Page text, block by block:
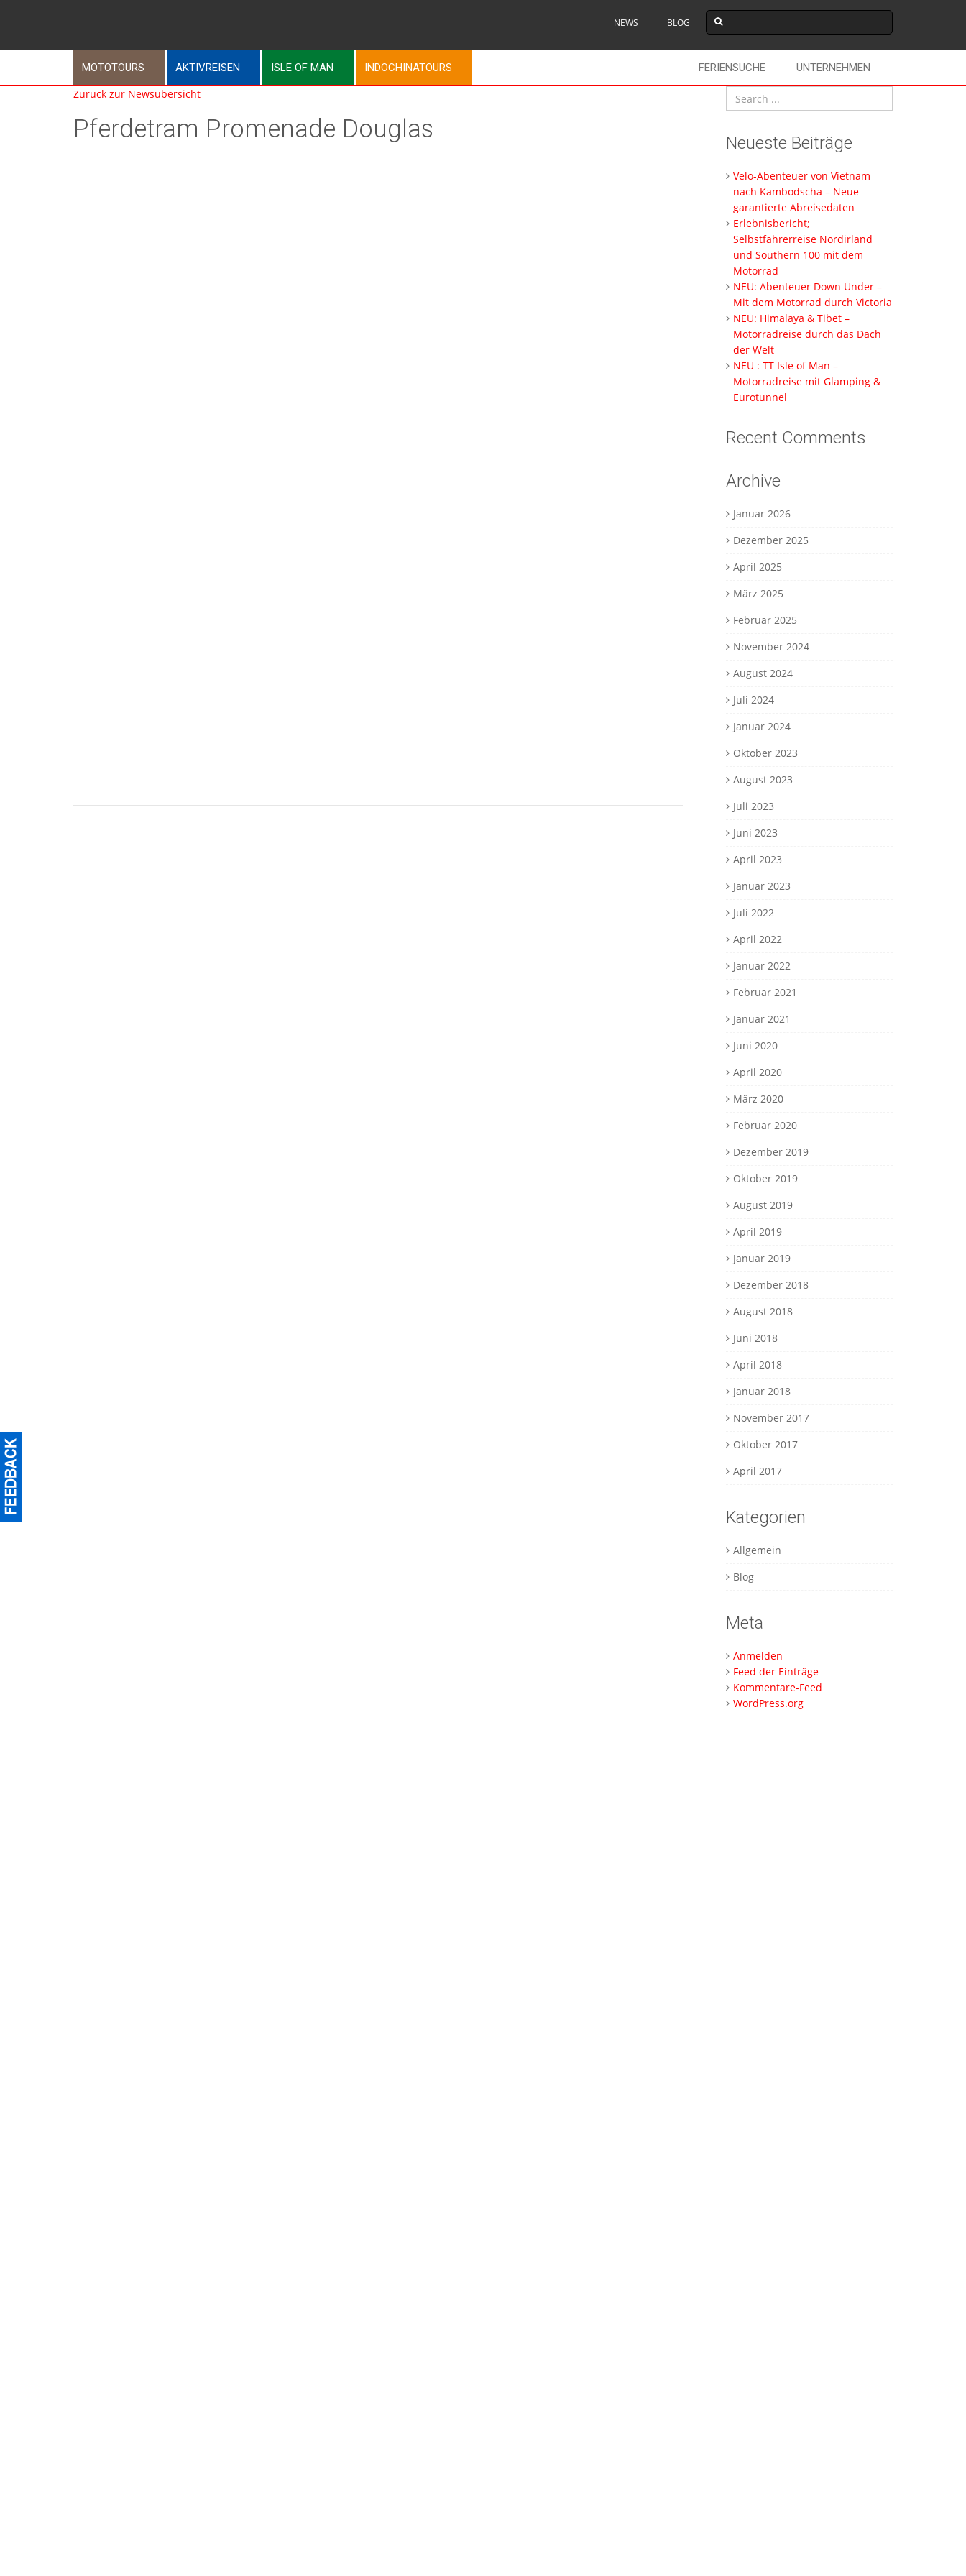
NEWS BLOG
MOTOTOURS AKTIVREISEN ISLE OF MAN INDOCHINATOURS UNTERNEHMEN
FERIENSUCHE
Zurück zur Newsübersicht
Pferdetram Promenade Douglas Neueste Beiträge
Velo-Abenteuer von Vietnam
nach Kambodscha – Neue
garantierte Abreisedaten
Erlebnisbericht;
Selbstfahrerreise Nordirland
und Southern 100 mit dem
Motorrad
NEU: Abenteuer Down Under –
Mit dem Motorrad durch Victoria
NEU: Himalaya & Tibet –
Motorradreise durch das Dach
der Welt
NEU : TT Isle of Man –
Motorradreise mit Glamping &
Eurotunnel
Recent Comments
Archive
Januar 2026
Dezember 2025
April 2025
März 2025
Februar 2025
November 2024
August 2024
Juli 2024
Januar 2024
Oktober 2023
August 2023
Juli 2023
Juni 2023
April 2023
Januar 2023
Juli 2022
April 2022
Januar 2022
Februar 2021
Januar 2021
Juni 2020
April 2020
März 2020
Februar 2020
Dezember 2019
Oktober 2019
August 2019
April 2019
Januar 2019
Dezember 2018
August 2018
Juni 2018
April 2018
Januar 2018
November 2017
Oktober 2017
April 2017
Kategorien
Allgemein
Blog
Meta
Anmelden
Feed der Einträge
Kommentare-Feed
WordPress.org